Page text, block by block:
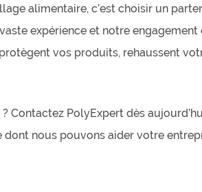
alimentaire, c’est choisir un
expérience et notre engagement
vos produits, rehaussent
Contactez PolyExpert dès
nous pouvons aider votre